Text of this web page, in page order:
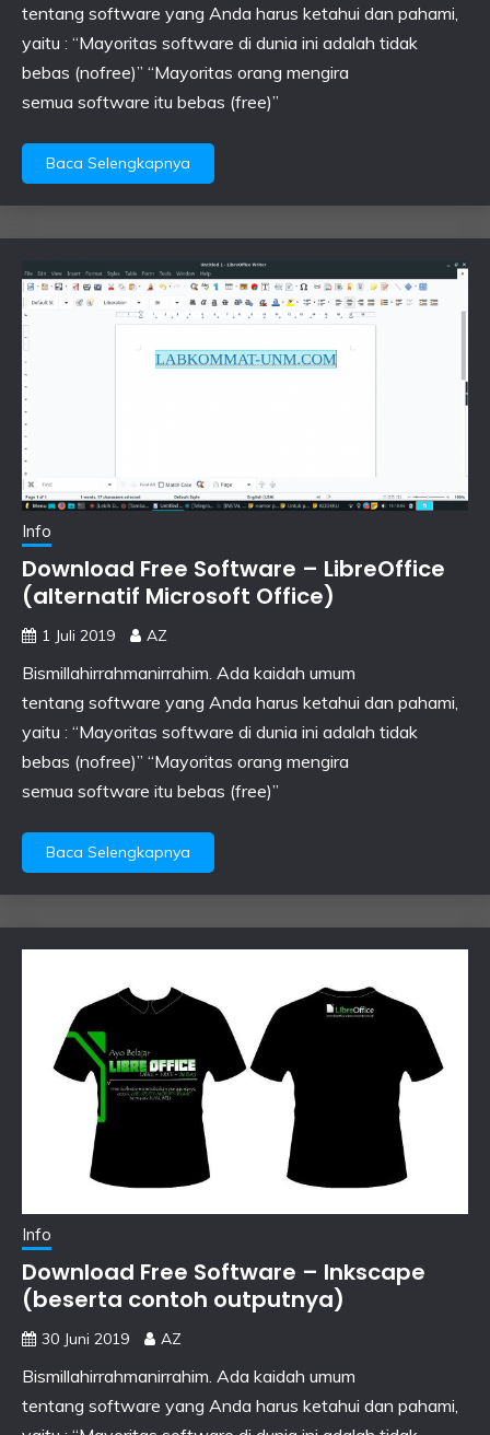
tentang software yang Anda harus ketahui dan pahami,
yaitu : “Mayoritas software di dunia ini adalah tidak
bebas (nofree)” “Mayoritas orang mengira
semua software itu bebas (free)”
Baca Selengkapnya
Info
Download Free Software – LibreOffice
(alternatif Microsoft Office)
1 Juli 2019 AZ
Bismillahirrahmanirrahim. Ada kaidah umum
tentang software yang Anda harus ketahui dan pahami,
yaitu : “Mayoritas software di dunia ini adalah tidak
bebas (nofree)” “Mayoritas orang mengira
semua software itu bebas (free)”
Baca Selengkapnya
Info
Download Free Software – Inkscape
(beserta contoh outputnya)
30 Juni 2019 AZ
Bismillahirrahmanirrahim. Ada kaidah umum
tentang software yang Anda harus ketahui dan pahami,